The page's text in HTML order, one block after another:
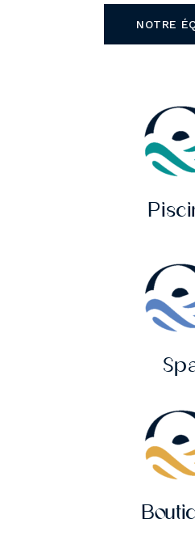
NOTRE